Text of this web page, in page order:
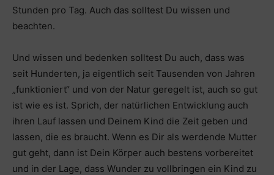
Stunden pro Tag. Auch das solltest Du wissen und
beachten.
Und wissen und bedenken solltest Du auch, dass was
seit Hunderten, ja eigentlich seit Tausenden von Jahren
„funktioniert“ und von der Natur geregelt ist, auch so gut
ist wie es ist. Sprich, der natürlichen Entwicklung auch
ihren Lauf lassen und Deinem Kind die Zeit geben und
lassen, die es braucht. Wenn es Dir als werdende Mutter
gut geht, dann ist Dein Körper auch bestens vorbereitet
und in der Lage, dass Wunder zu vollbringen ein Kind zu